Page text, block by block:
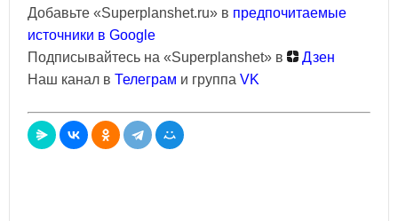
Добавьте «Superplanshet.ru» в предпочитаемые
источники в Google
Подписывайтесь на «Superplanshet» в
Дзен
Наш канал в Телеграм и группа VK